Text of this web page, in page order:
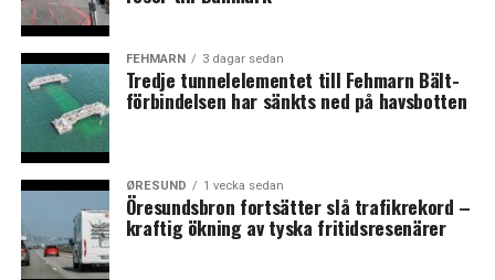
FEHMARN 3 dagar sedan
Tredje tunnelelementet till Fehmarn Bält-
förbindelsen har sänkts ned på havsbotten
ØRESUND 1 vecka sedan
Öresundsbron fortsätter slå trafikrekord –
kraftig ökning av tyska fritidsresenärer